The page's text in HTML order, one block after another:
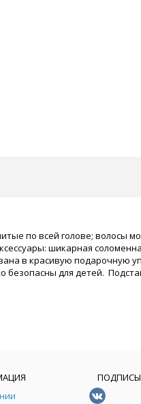
по всей голове; волосы
шикарная
в красивую подарочную
безопасны для детей.